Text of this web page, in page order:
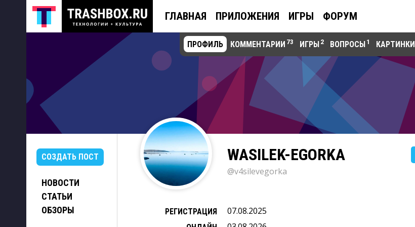
ГЛАВНАЯ ПРИЛОЖЕНИЯ ИГРЫ ФОРУМ
ПРОФИЛЬ КОММЕНТАРИИ 73 ИГРЫ 2 ВОПРОСЫ 1 КАРТИНКИ
СОЗДАТЬ ПОСТ
НОВОСТИ
СТАТЬИ
ОБЗОРЫ
WASILEK-EGORKA
@v4silevegorka
РЕГИСТРАЦИЯ 07.08.2025